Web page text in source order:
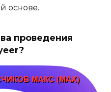
основе.
проведения